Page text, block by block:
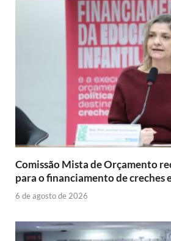
Comissão Mista de Orçamento
para o financiamento de creches
6 de agosto de 2026